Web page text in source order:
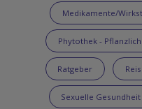
Medikamente/
Phytothek -
Ratgeber
Sexuelle Gesundheit